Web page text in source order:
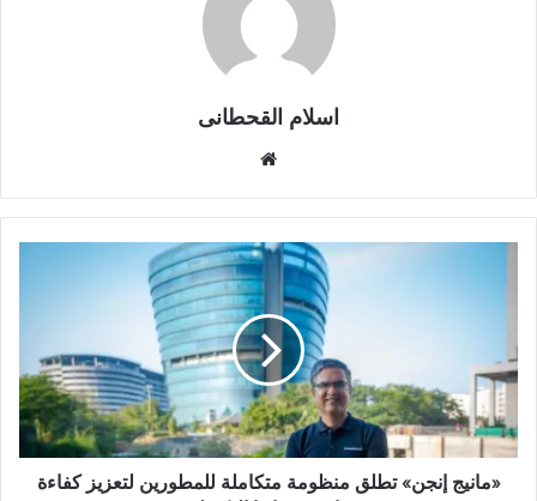
اسلام القحطانى
ق
ع
ا
ل
و
ي
ب
«مانيج إنجن» تطلق منظومة متكاملة للمطورين لتعزيز كفاءة